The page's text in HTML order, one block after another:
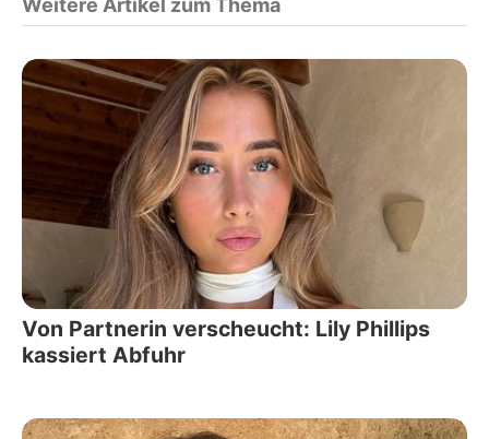
Weitere Artikel zum Thema
Von Partnerin verscheucht: Lily Phillips
kassiert Abfuhr